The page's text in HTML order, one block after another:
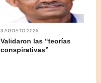
3 AGOSTO 2026
Validaron las “teorías
conspirativas”